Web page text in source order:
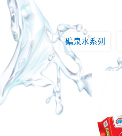
礦泉水系列